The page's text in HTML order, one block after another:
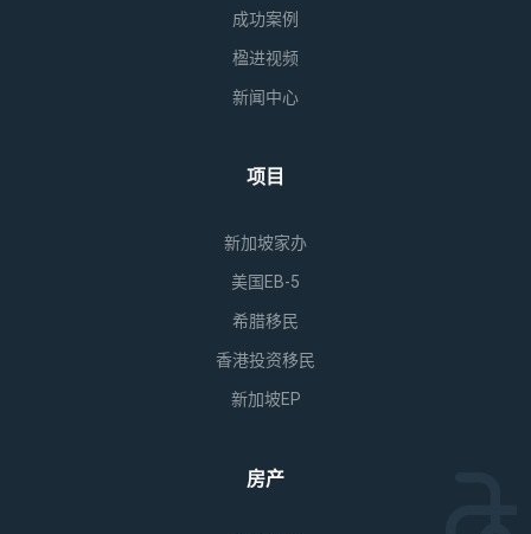
成功案例
楹进视频
新闻中心
项目
新加坡家办
美国EB-5
希腊移民
香港投资移民
新加坡EP
房产